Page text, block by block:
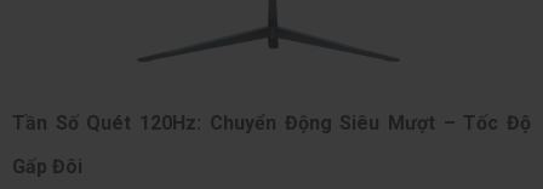
Tần Số Quét 120Hz: Chuyển Động Siêu Mượt – Tốc Độ
Gấp Đôi